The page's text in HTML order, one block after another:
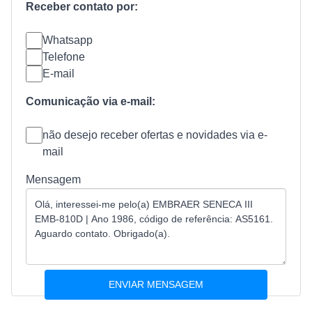
Receber contato por:
Whatsapp
Telefone
E-mail
Comunicação via e-mail:
não desejo receber ofertas e novidades via e-
mail
Mensagem